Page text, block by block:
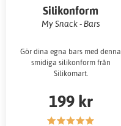
Silikonform
My Snack - Bars
Gör dina egna bars med denna
smidiga silikonform från
Silikomart.
199 kr